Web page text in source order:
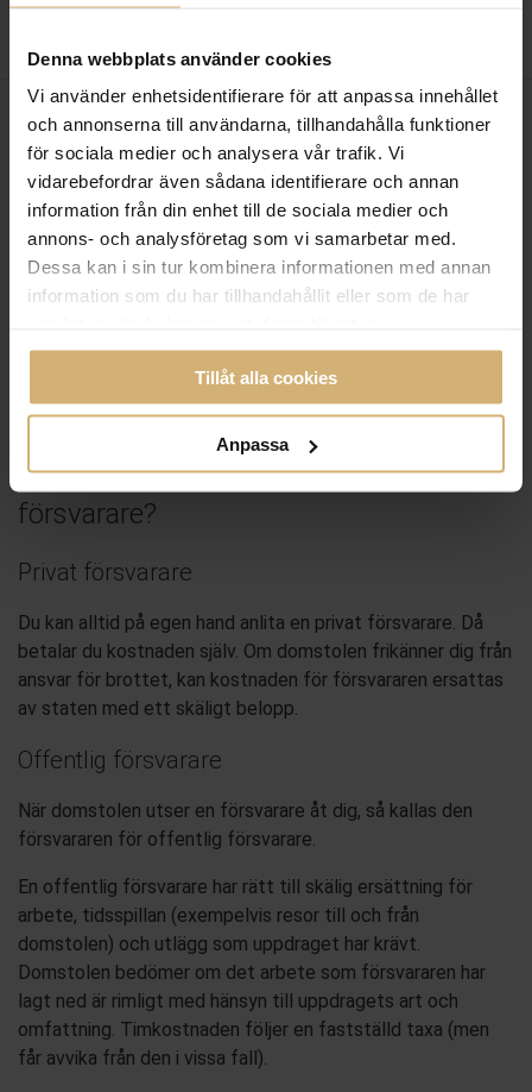
Denna webbplats använder cookies
Vi använder enhetsidentifierare för att anpassa innehållet
och annonserna till användarna, tillhandahålla funktioner
för sociala medier och analysera vår trafik. Vi
vidarebefordrar även sådana identifierare och annan
information från din enhet till de sociala medier och
annons- och analysföretag som vi samarbetar med.
Dessa kan i sin tur kombinera informationen med annan
information som du har tillhandahållit eller som de har
Tillåt alla cookies
Anpassa
OFFENTLIG FÖRSVARARE
Vem betalar kostnaden för en
försvarare?
Privat försvarare
Du kan alltid på egen hand anlita en privat försvarare. Då
betalar du kostnaden själv. Om domstolen frikänner dig från
ansvar för brottet, kan kostnaden för försvararen ersattas
av staten med ett skäligt belopp.
Offentlig försvarare
När domstolen utser en försvarare åt dig, så kallas den
försvararen för offentlig försvarare.
En offentlig försvarare har rätt till skälig ersättning för
arbete, tidsspillan (exempelvis resor till och från
domstolen) och utlägg som uppdraget har krävt.
Domstolen bedömer om det arbete som försvararen har
lagt ned är rimligt med hänsyn till uppdragets art och
omfattning. Timkostnaden följer en fastställd taxa (men
får avvika från den i vissa fall).